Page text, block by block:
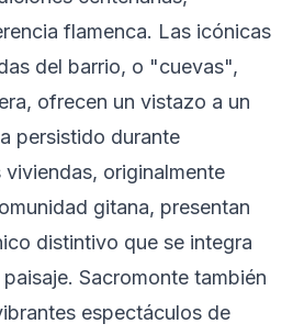
flamenca. Las icónicas
del barrio, o "cuevas",
ofrecen un vistazo a un
persistido durante
viviendas, originalmente
gitana, presentan
distintivo que se integra
Sacromonte también
espectáculos de